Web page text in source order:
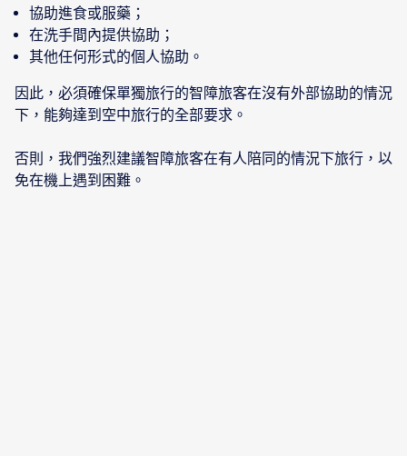
協助進食或服藥；
在洗手間內提供協助；
其他任何形式的個人協助。
因此，必須確保單獨旅行的智障旅客在沒有外部協助的情況
下，能夠達到空中旅行的全部要求。
否則，我們強烈建議智障旅客在有人陪同的情況下旅行，以
免在機上遇到困難。